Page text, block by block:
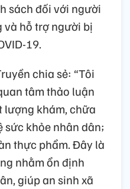
sách đối với người
và hỗ trợ người bị
19.
chia sẻ: “Tôi
tâm thảo luận
lượng khám, chữa
sức khỏe nhân dân;
thực phẩm. Đây là
nhằm ổn định
giúp an sinh xã